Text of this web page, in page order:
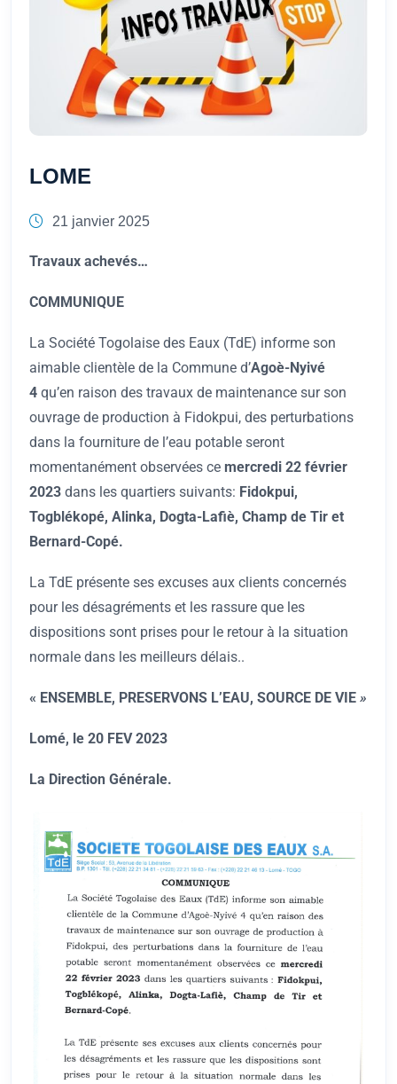
LOME
21 janvier 2025
Travaux achevés…
COMMUNIQUE
La Société Togolaise des Eaux (TdE) informe son
aimable clientèle de la Commune d’Agoè-Nyivé
4 qu’en raison des travaux de maintenance sur son
ouvrage de production à Fidokpui, des perturbations
dans la fourniture de l’eau potable seront
momentanément observées ce mercredi 22 février
2023 dans les quartiers suivants: Fidokpui,
Togblékopé, Alinka, Dogta-Lafiè, Champ de Tir et
Bernard-Copé.
La TdE présente ses excuses aux clients concernés
pour les désagréments et les rassure que les
dispositions sont prises pour le retour à la situation
normale dans les meilleurs délais..
« ENSEMBLE, PRESERVONS L’EAU, SOURCE DE VIE »
Lomé, le 20 FEV 2023
La Direction Générale.